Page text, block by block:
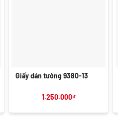
Giấy dán tường 9380-13
1.250.000₫